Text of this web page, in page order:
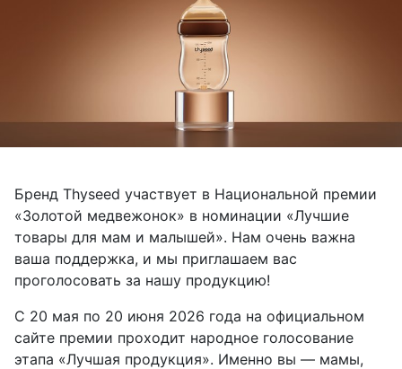
Бренд Thyseed участвует в Национальной премии
«Золотой медвежонок» в номинации «Лучшие
товары для мам и малышей». Нам очень важна
ваша поддержка, и мы приглашаем вас
проголосовать за нашу продукцию!
С 20 мая по 20 июня 2026 года на официальном
сайте премии проходит народное голосование
этапа «Лучшая продукция». Именно вы — мамы,